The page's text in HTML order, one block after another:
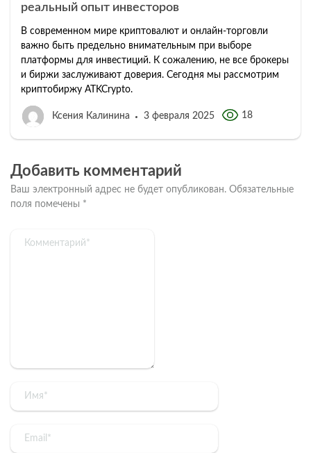
реальный опыт инвесторов
В современном мире криптовалют и онлайн-торговли
важно быть предельно внимательным при выборе
платформы для инвестиций. К сожалению, не все брокеры
и биржи заслуживают доверия. Сегодня мы рассмотрим
криптобиржу ATKCrypto.
Ксения Калинина 3 февраля 2025 18
Добавить комментарий
Ваш электронный адрес не будет опубликован. Обязательные
поля помечены *